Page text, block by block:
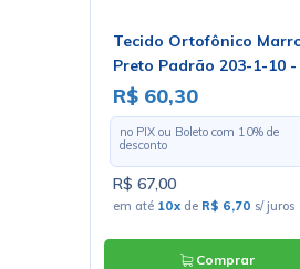
Tecido Ortofônico
Preto Padrão 203-1-10 -
Largura 1,30m - Preço
Metro
R$ 60,30
no PIX ou Boleto com 10% de
desconto
R$ 67,00
em até 10xde R$ 6,70 s/ juros
Comprar